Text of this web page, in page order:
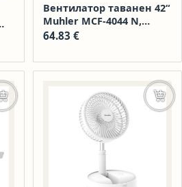
Вентилатор таванен 42“
Muhler MCF-4044 N,
осветление – 1 бр
64.83 €
Добавяне в количката Още